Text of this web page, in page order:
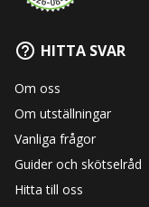
HITTA SVAR
Om oss
Om utställningar
Vanliga frågor
Guider och skötselråd
Hitta till oss